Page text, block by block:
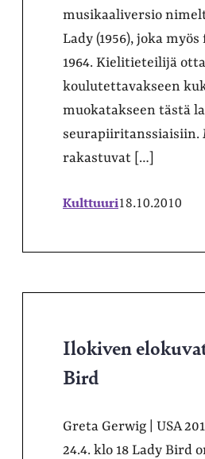
musikaaliversio
Lady (1956), joka
1964. Kielitieteilijä
koulutettavakseen
muokatakseen tästä
seurapiiritanssiaisiin.
rakastuvat […]
Kulttuuri18.10.2010
Ilokiven
Bird
Greta Gerwig | USA
24.4. klo 18 Lady Bird